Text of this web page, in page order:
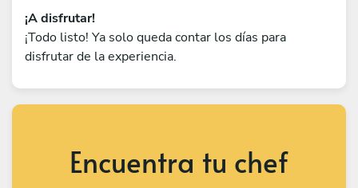
¡A disfrutar!
¡Todo listo! Ya solo queda contar los días para
disfrutar de la experiencia.
Encuentra tu chef